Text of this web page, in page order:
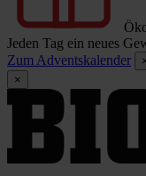
Jeden Tag ein neues
Zum Adventskalender
×